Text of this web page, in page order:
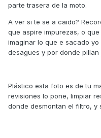
parte trasera de la moto.
A ver si te se a caido?
que aspire impurezas, o
imaginar lo que e sacado
desagues y por donde pillan
Plástico esta foto es de tu
revisiones lo pone, limpiar
donde desmontan el filtro, y